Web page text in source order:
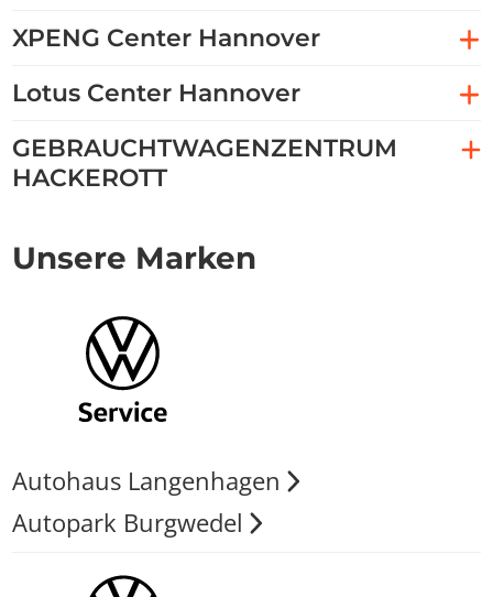
XPENG Center Hannover
Lotus Center Hannover
GEBRAUCHTWAGENZENTRUM
HACKEROTT
Unsere Marken
Autohaus Langenhagen
Autopark Burgwedel